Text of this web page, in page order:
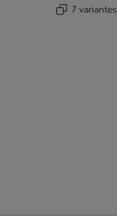
7 variantes